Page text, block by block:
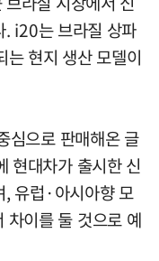
. i20는 브라질 상파
는 현지 생산 모델이
심으로 판매해온 글
현대차가 출시한 신
유럽·아시아향 모
차이를 둘 것으로 예